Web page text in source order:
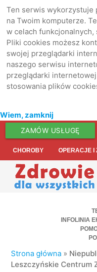
Ten serwis wykorzystuje
na Twoim komputerze.
w celach
Pliki cookies możesz
swojej przeglądarki
naszego serwisu
przeglądarki
stosowania plików
Wiem, zamknij
ZAMÓW USŁUGĘ
CHOROBY OPERACJE I
INFOLINIA
Strona główna »
Leszczyńskie Centrum